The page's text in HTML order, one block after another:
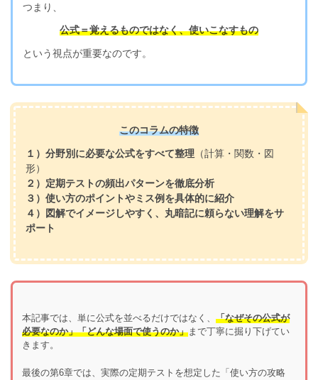
つまり、
公式＝覚えるものではなく、使いこなすもの
という視点が重要なのです。
このコラムの特徴
１）分野別に必要な公式をすべて整理 （計算・関数・図
形）
２）定期テストの頻出パターンを徹底分析
３）使い方のポイントやミス例を具体的に紹介
４）図解でイメージしやすく、丸暗記に頼らない理解をサ
ポート
本記事では、単に公式を並べるだけではなく、「なぜその公式が
必要なのか」「どんな場面で使うのか」まで丁寧に掘り下げてい
きます。
最後の第6章では、実際の定期テストを想定した「使い方の攻略